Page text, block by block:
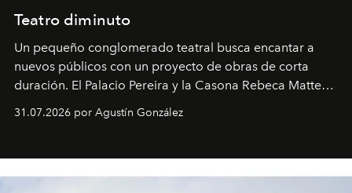
Teatro diminuto
Un pequeño conglomerado teatral busca encantar a
nuevos públicos con un proyecto de obras de corta
duración. El Palacio Pereira y la Casona Rebeca Matte
son algunos de los lugares que han albergado estas
miniobras. Sus puestas en escena son limpias; ponen el
31.07.2026 por Agustín González